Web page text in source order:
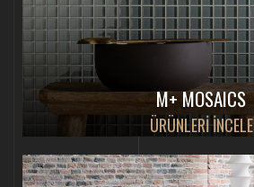
M+ MOSAICS
ÜRÜNLERİ İNCELE